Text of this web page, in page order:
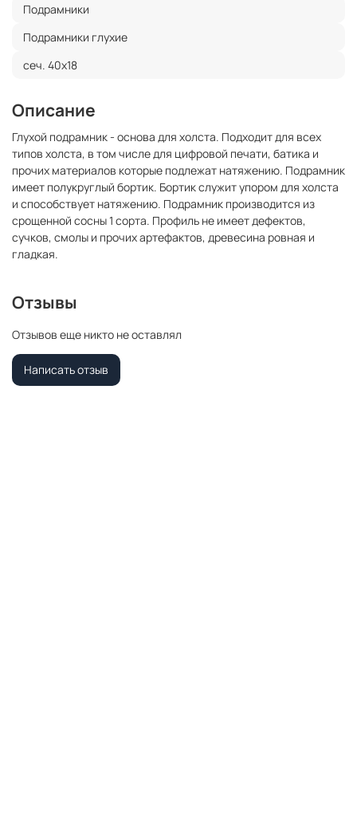
Подрамники
Подрамники глухие
сеч. 40х18
Описание
Глухой подрамник - основа для холста. Подходит для всех
типов холста, в том числе для цифровой печати, батика и
прочих материалов которые подлежат натяжению. Подрамник
имеет полукруглый бортик. Бортик служит упором для холста
и способствует натяжению. Подрамник производится из
срощенной сосны 1 сорта. Профиль не имеет дефектов,
сучков, смолы и прочих артефактов, древесина ровная и
гладкая.
Отзывы
Отзывов еще никто не оставлял
Написать отзыв